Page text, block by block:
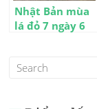
Nhật Bản mùa
lá đỏ 7 ngày 6